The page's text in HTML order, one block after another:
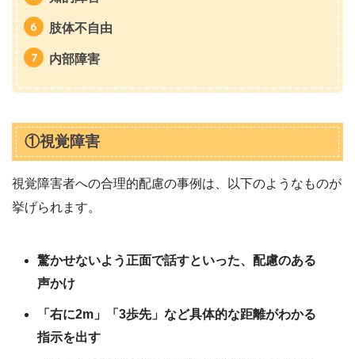
肢体不自由
内部障害
①視覚障害
視覚障害者への合理的配慮の事例は、以下のようなものが
挙げられます。
驚かせないよう正面で話すといった、配慮のある
声かけ
「右に2m」「3歩先」など具体的な距離がわかる
指示を出す